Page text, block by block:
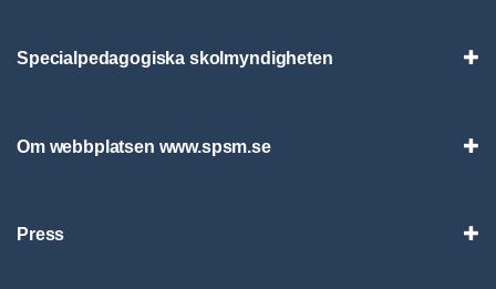
Specialpedagogiska skolmyndigheten
Om webbplatsen www.spsm.se
Press